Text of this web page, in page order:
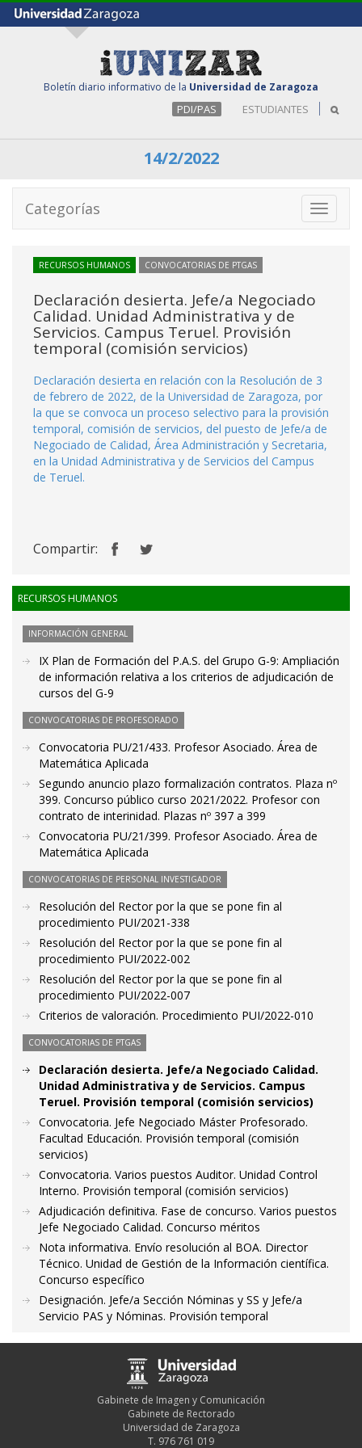
Boletín diario informativo de la Universidad de Zaragoza
PDI/PAS ESTUDIANTES
14/2/2022
Toggle
Categorías
RECURSOS HUMANOS CONVOCATORIAS DE PTGAS
Declaración desierta. Jefe/a Negociado
Calidad. Unidad Administrativa y de
Servicios. Campus Teruel. Provisión
temporal (comisión servicios)
Declaración desierta en relación con la Resolución de 3
de febrero de 2022, de la Universidad de Zaragoza, por
la que se convoca un proceso selectivo para la provisión
temporal, comisión de servicios, del puesto de Jefe/a de
Negociado de Calidad, Área Administración y Secretaria,
en la Unidad Administrativa y de Servicios del Campus
de Teruel.
Compartir:
RECURSOS HUMANOS
INFORMACIÓN GENERAL
IX Plan de Formación del P.A.S. del Grupo G-9: Ampliación
de información relativa a los criterios de adjudicación de
cursos del G-9
CONVOCATORIAS DE PROFESORADO
Convocatoria PU/21/433. Profesor Asociado. Área de
Matemática Aplicada
Segundo anuncio plazo formalización contratos. Plaza nº
399. Concurso público curso 2021/2022. Profesor con
contrato de interinidad. Plazas nº 397 a 399
Convocatoria PU/21/399. Profesor Asociado. Área de
Matemática Aplicada
CONVOCATORIAS DE PERSONAL INVESTIGADOR
Resolución del Rector por la que se pone fin al
procedimiento PUI/2021-338
Resolución del Rector por la que se pone fin al
procedimiento PUI/2022-002
Resolución del Rector por la que se pone fin al
procedimiento PUI/2022-007
Criterios de valoración. Procedimiento PUI/2022-010
CONVOCATORIAS DE PTGAS
Declaración desierta. Jefe/a Negociado Calidad.
Unidad Administrativa y de Servicios. Campus
Teruel. Provisión temporal (comisión servicios)
Convocatoria. Jefe Negociado Máster Profesorado.
Facultad Educación. Provisión temporal (comisión
servicios)
Convocatoria. Varios puestos Auditor. Unidad Control
Interno. Provisión temporal (comisión servicios)
Adjudicación definitiva. Fase de concurso. Varios puestos
Jefe Negociado Calidad. Concurso méritos
Nota informativa. Envío resolución al BOA. Director
Técnico. Unidad de Gestión de la Información científica.
Concurso específico
Designación. Jefe/a Sección Nóminas y SS y Jefe/a
Servicio PAS y Nóminas. Provisión temporal
Gabinete de Imagen y Comunicación
Gabinete de Rectorado
Universidad de Zaragoza
T. 976 761 019